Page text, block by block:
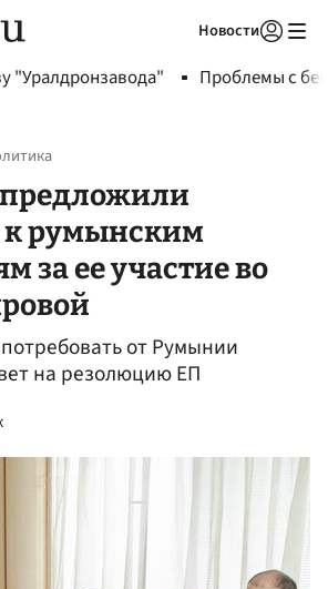
Новости
"Уралдронзавода" Проблемы с
предложили
к румынским
за ее участие во
от Румынии
на резолюцию ЕП